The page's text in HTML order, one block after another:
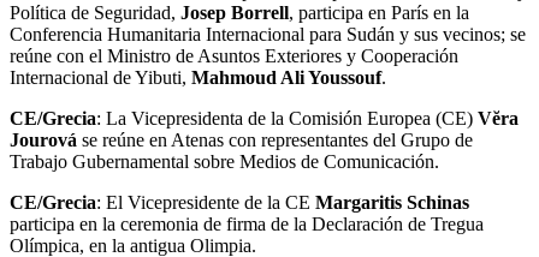
Política de Seguridad, Josep Borrell, participa en París en la
Conferencia Humanitaria Internacional para Sudán y sus vecinos; se
reúne con el Ministro de Asuntos Exteriores y Cooperación
Internacional de Yibuti, Mahmoud Ali Youssouf.
CE/Grecia: La Vicepresidenta de la Comisión Europea (CE) Vĕra
Jourová se reúne en Atenas con representantes del Grupo de
Trabajo Gubernamental sobre Medios de Comunicación.
CE/Grecia: El Vicepresidente de la CE Margaritis Schinas
participa en la ceremonia de firma de la Declaración de Tregua
Olímpica, en la antigua Olimpia.